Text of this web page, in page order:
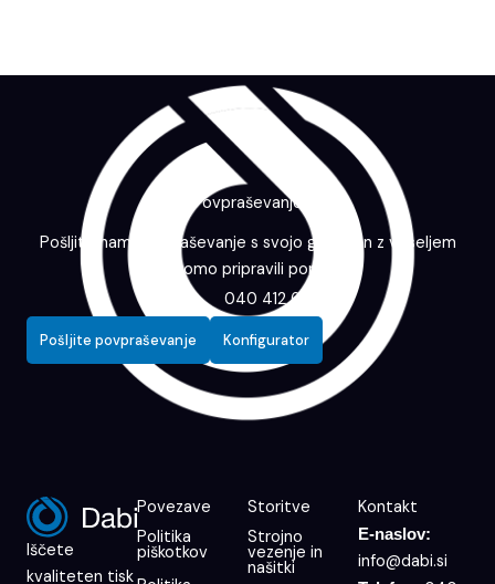
Povpraševanje
Pošljite nam povpraševanje s svojo grafiko in z veseljem
vam bomo pripravili ponudbo.
040 412 643
Pošljite povpraševanje Konfigurator
Iščete
kvaliteten tisk
Povezave
Politika
piškotkov
Storitve
Strojno
vezenje in
našitki
Kontakt
E-naslov:
info@dabi.si